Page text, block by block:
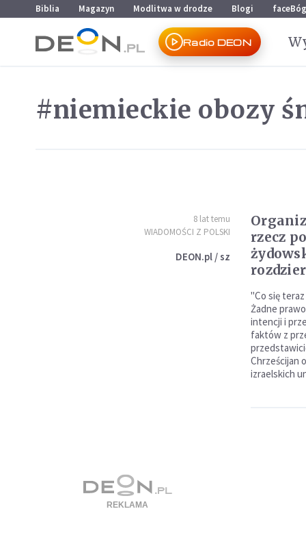
Przejdź do menu głównego
Przejdź do treści
Biblia Magazyn Modlitwa w drodze Blogi faceBóg
Radio DEON
#niemieckie obozy
8 lat temu
WIADOMOŚCI Z POLSKI
DEON.pl / sz
rzecz
"Co się
Żadne
intencji i
faktów z
Chrześcijan
izraelskich